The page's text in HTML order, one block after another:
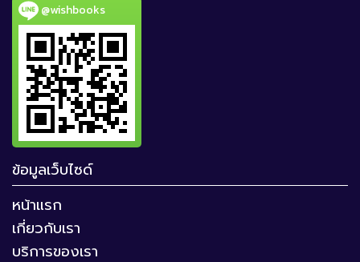
@wishbooks
ข้อมูลเว็บไซด์
หน้าแรก
เกี่ยวกับเรา
บริการของเรา